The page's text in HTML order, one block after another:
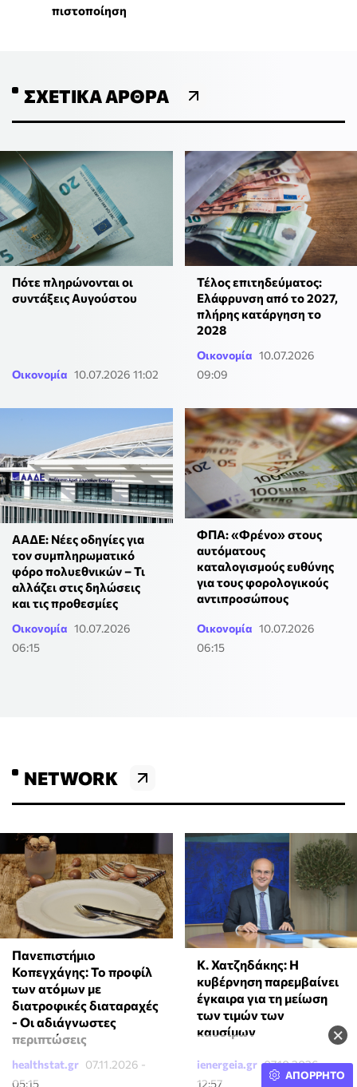
×
πιστοποίηση
ΣΧΕΤΙΚΆ ΆΡΘΡΑ
Πότε πληρώνονται οι
συντάξεις Αυγούστου
Οικονομία 10.07.2026 11:02
Τέλος επιτηδεύματος:
Ελάφρυνση από το 2027,
πλήρης κατάργηση το
2028
Οικονομία 10.07.2026
09:09
ΑΑΔΕ: Νέες οδηγίες για
τον συμπληρωματικό
φόρο πολυεθνικών – Τι
αλλάζει στις δηλώσεις
και τις προθεσμίες
Οικονομία 10.07.2026
06:15
ΦΠΑ: «Φρένο» στους
αυτόματους
καταλογισμούς ευθύνης
για τους φορολογικούς
αντιπροσώπους
Οικονομία 10.07.2026
06:15
NETWORK
Πανεπιστήμιο
Κοπεγχάγης: Το προφίλ
των ατόμων με
διατροφικές διαταραχές
- Οι αδιάγνωστες
περιπτώσεις
healthstat.gr 07.11.2026 -
05:15
Κ. Χατζηδάκης: Η
κυβέρνηση παρεμβαίνει
έγκαιρα για τη μείωση
των τιμών των
καυσίμων
ienergeia.gr 07.10.2026 -
12:57
ΑΠΟΡΡΗΤΟ